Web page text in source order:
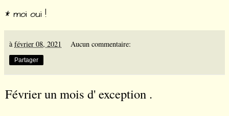
* moi oui !
à février 08, 2021 Aucun commentaire:
Partager
Février un mois d' exception .